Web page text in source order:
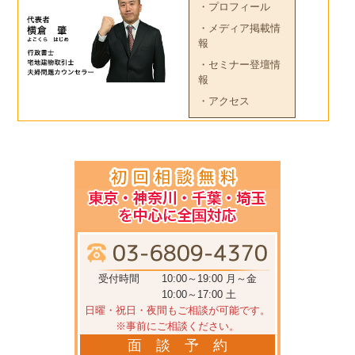
・プロフィール
・メディア掲載情
報
・セミナー登壇情
報
・アクセス
受付時間
10:00～19:00 月～金
10:00～17:00 土
日曜・祝日・夜間もご相談が可能です。
※事前にご相談ください。
面 談 予 約